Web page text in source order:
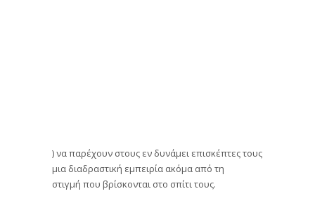
) να παρέχουν στους εν δυνάμει επισκέπτες τους
μια διαδραστική εμπειρία ακόμα από τη
στιγμή που βρίσκονται στο σπίτι τους.